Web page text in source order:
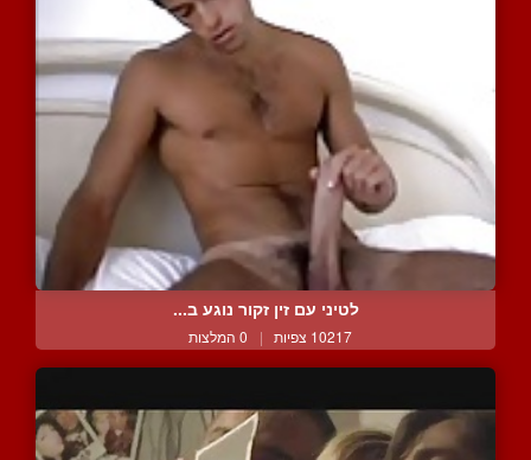
לטיני עם זין זקור נוגע ב...
10217 צפיות | 0 המלצות